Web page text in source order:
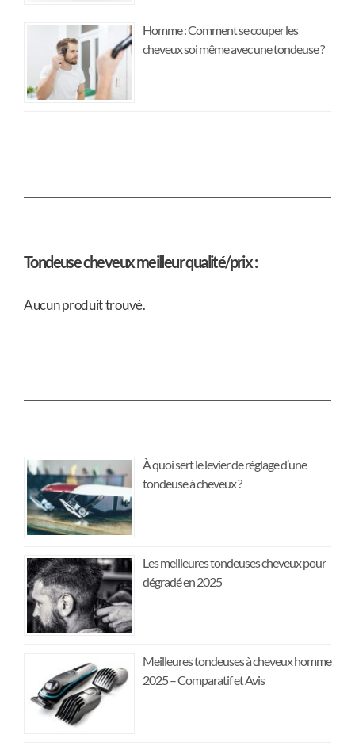
Homme : Comment se couper les
cheveux soi même avec une tondeuse ?
Tondeuse cheveux meilleur qualité/prix :
Aucun produit trouvé.
À quoi sert le levier de réglage d’une
tondeuse à cheveux ?
Les meilleures tondeuses cheveux pour
dégradé en 2025
Meilleures tondeuses à cheveux homme
2025 – Comparatif et Avis